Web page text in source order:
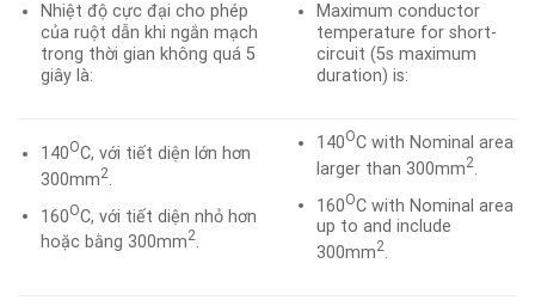
Nhiệt độ cực đại cho phép
của ruột dẫn khi ngắn mạch
trong thời gian không quá 5
giây là:
Maximum conductor
temperature for short-
circuit (5s maximum
duration) is:
140OC, với tiết diện lớn hơn
300mm2.
160OC, với tiết diện nhỏ hơn
hoặc bằng 300mm2.
140OC with Nominal area
larger than 300mm2.
160OC with Nominal area
up to and include
300mm2.